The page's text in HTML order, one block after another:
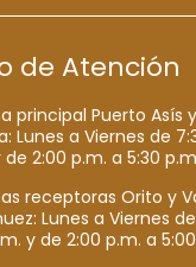
de Atención
principal Puerto Asís
Lunes a Viernes de
de 2:00 p.m. a 5:30
receptoras Orito y
Lunes a Viernes
y de 2:00 p.m. a